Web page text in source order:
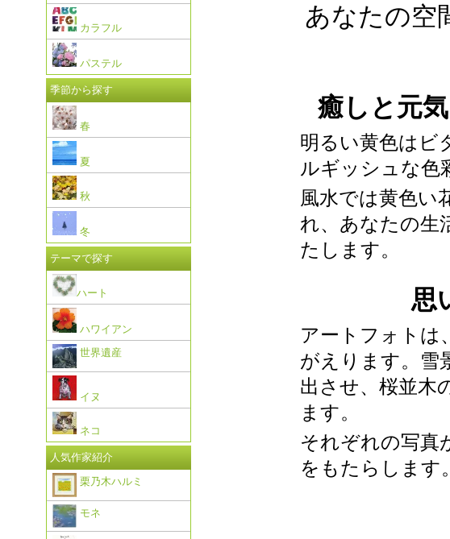
あなたの空
癒しと元
明るい黄色はビ
ルギッシュな色
風水では黄色い
れ、あなたの生
たします。
思
アートフォトは
がえります。雪
出させ、桜並木
ます。
それぞれの写真
をもたらします。
カラフル
パステル
季節から探す
春
夏
秋
冬
テーマで探す
ハート
ハワイアン
世界遺産
イヌ
ネコ
人気作家紹介
栗乃木ハルミ
モネ